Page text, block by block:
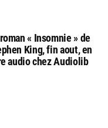
« Insomnie » de
King, fin aout, en
audio chez Audiolib